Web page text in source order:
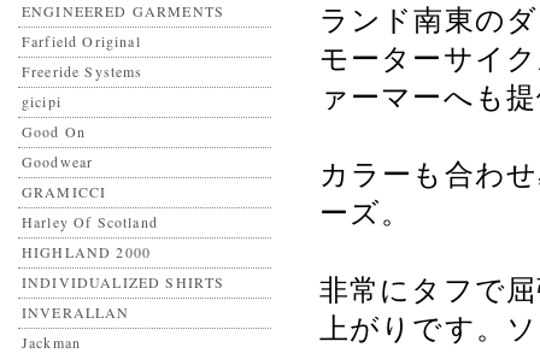
ENGINEERED GARMENTS
Farfield Original
Freeride Systems
gicipi
Good On
Goodwear
GRAMICCI
Harley Of Scotland
HIGHLAND 2000
INDIVIDUALIZED SHIRTS
INVERALLAN
Jackman
ランド南東の
モーターサイ
ァーマーへも
カラーも合わ
ーズ。
非常にタフで
上がりです。